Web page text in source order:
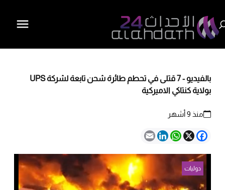
بالفيديو - 7 قتلى في تحطم طائرة شحن تابعة لشركة UPS
بولاية كنتاكي الاميركية
منذ 9 أشهر
Facebook
X
WhatsApp
LinkedIn
Email
دوليات